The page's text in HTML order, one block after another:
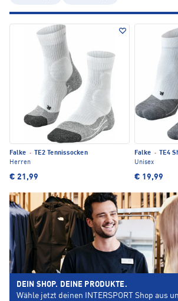
Falke ·
TE2 Tennissocken
Herren
€ 21,99
Falke ·
TE4
Unisex
€ 19,99
DEIN SHOP. DEINE PRODUKTE.
Wähle jetzt deinen INTERSPORT Shop aus